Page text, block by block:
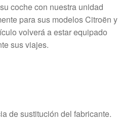
coche con nuestra unidad
para sus modelos Citroën y
volverá a estar equipado
sus viajes.
de sustitución del fabricante.